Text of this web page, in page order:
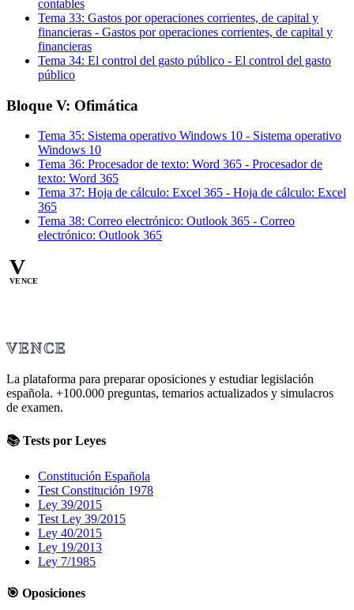
contables
Tema 33: Gastos por operaciones corrientes, de capital y
financieras - Gastos por operaciones corrientes, de capital y
financieras
Tema 34: El control del gasto público - El control del gasto
público
Bloque V: Ofimática
Tema 35: Sistema operativo Windows 10 - Sistema operativo
Windows 10
Tema 36: Procesador de texto: Word 365 - Procesador de
texto: Word 365
Tema 37: Hoja de cálculo: Excel 365 - Hoja de cálculo: Excel
365
Tema 38: Correo electrónico: Outlook 365 - Correo
electrónico: Outlook 365
V
VENCE
VENCE
La plataforma para preparar oposiciones y estudiar legislación
española. +100.000 preguntas, temarios actualizados y simulacros
de examen.
📚 Tests por Leyes
Constitución Española
Test Constitución 1978
Ley 39/2015
Test Ley 39/2015
Ley 40/2015
Ley 19/2013
Ley 7/1985
🎯 Oposiciones